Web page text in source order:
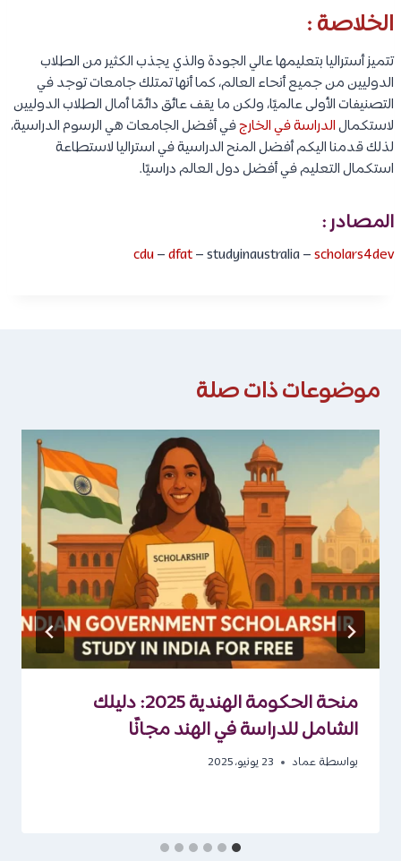
الخلاصة :
تتميز أستراليا بتعليمها عالي الجودة والذي يجذب الكثير من الطلاب
الدوليين من جميع أنحاء العالم، كما أنها تمتلك جامعات توجد في
التصنيفات الأولى عالميًا، ولكن ما يقف عائق دائمًا أمال الطلاب الدوليين
لاستكمالالدراسة في الخارجفي أفضل الجامعات هي الرسوم الدراسية،
لذلك قدمنا اليكم أفضل المنح الدراسية في استراليا لاستطاعة
استكمال التعليم في أفضل دول العالم دراسيًا.
المصادر :
cdu–dfat– studyinaustralia –scholars4dev
موضوعات ذات صلة
منحة الحكومة الهندية 2025: دليلك
الشامل للدراسة في الهند مجانًا
بواسطة عماد 23 يونيو، 2025